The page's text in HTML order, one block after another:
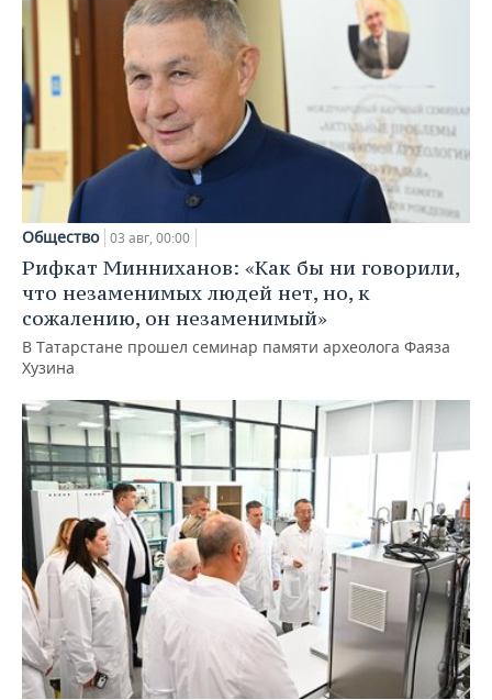
Общество 03 авг, 00:00
Рифкат Минниханов: «Как бы ни говорили,
что незаменимых людей нет, но, к
сожалению, он незаменимый»
В Татарстане прошел семинар памяти археолога Фаяза
Хузина